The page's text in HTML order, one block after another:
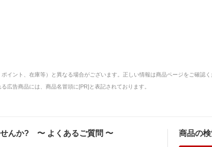
イント、在庫等）と異なる場合がございます。正しい情報は商品ページをご確認く
広告商品には、商品名冒頭に[PR]と表記されております。
んか? 〜 よくあるご質問 〜 商品の